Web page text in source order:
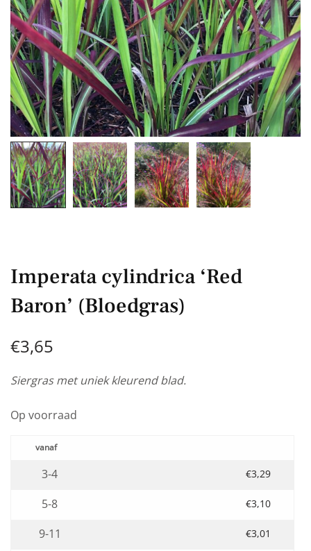
Imperata cylindrica ‘Red
Baron’ (Bloedgras)
€3,65
Siergras met uniek kleurend blad.
Op voorraad
3-4 €3,29
5-8 €3,10
9-11 €3,01